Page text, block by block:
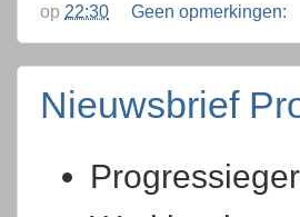
op 22:30 Geen opmerkingen:
Nieuwsbrief